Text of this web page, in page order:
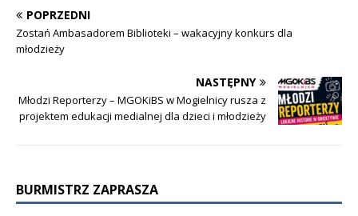
POPRZEDNI
Zostań Ambasadorem Biblioteki – wakacyjny konkurs dla
młodzieży
NASTĘPNY
Młodzi Reporterzy – MGOKiBS w Mogielnicy rusza z
projektem edukacji medialnej dla dzieci i młodzieży
BURMISTRZ ZAPRASZA